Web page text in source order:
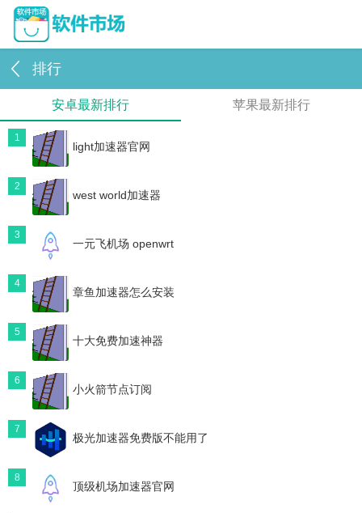
排行
安卓最新排行 苹果最新排行
1
light加速器官网
2
west world加速器
3
一元飞机场 openwrt
4
章鱼加速器怎么安装
5
十大免费加速神器
6
小火箭节点订阅
7
极光加速器免费版不能用了
8
顶级机场加速器官网